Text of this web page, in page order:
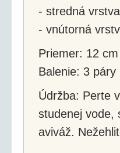
- stredná
- vnútorná
Priemer: 12 cm
Balenie: 3 páry
Údržba: Perte
studenej vode,
aviváž.